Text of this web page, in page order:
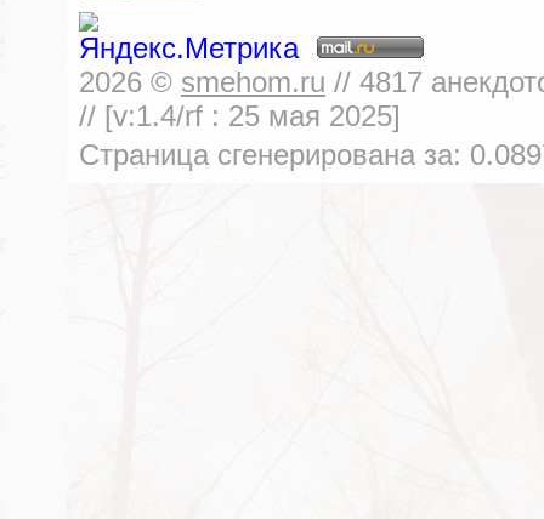
2026 © smehom.ru // 4817
// [v:1.4/rf : 25 мая 2025]
Страница сгенерирована за: